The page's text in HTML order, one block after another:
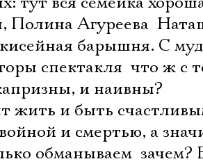
Полина Агуреева 
кисейная барышня. С
спектакля  что ж с
и наивны?
жить и быть
и смертью, а
обманываем  зачем?